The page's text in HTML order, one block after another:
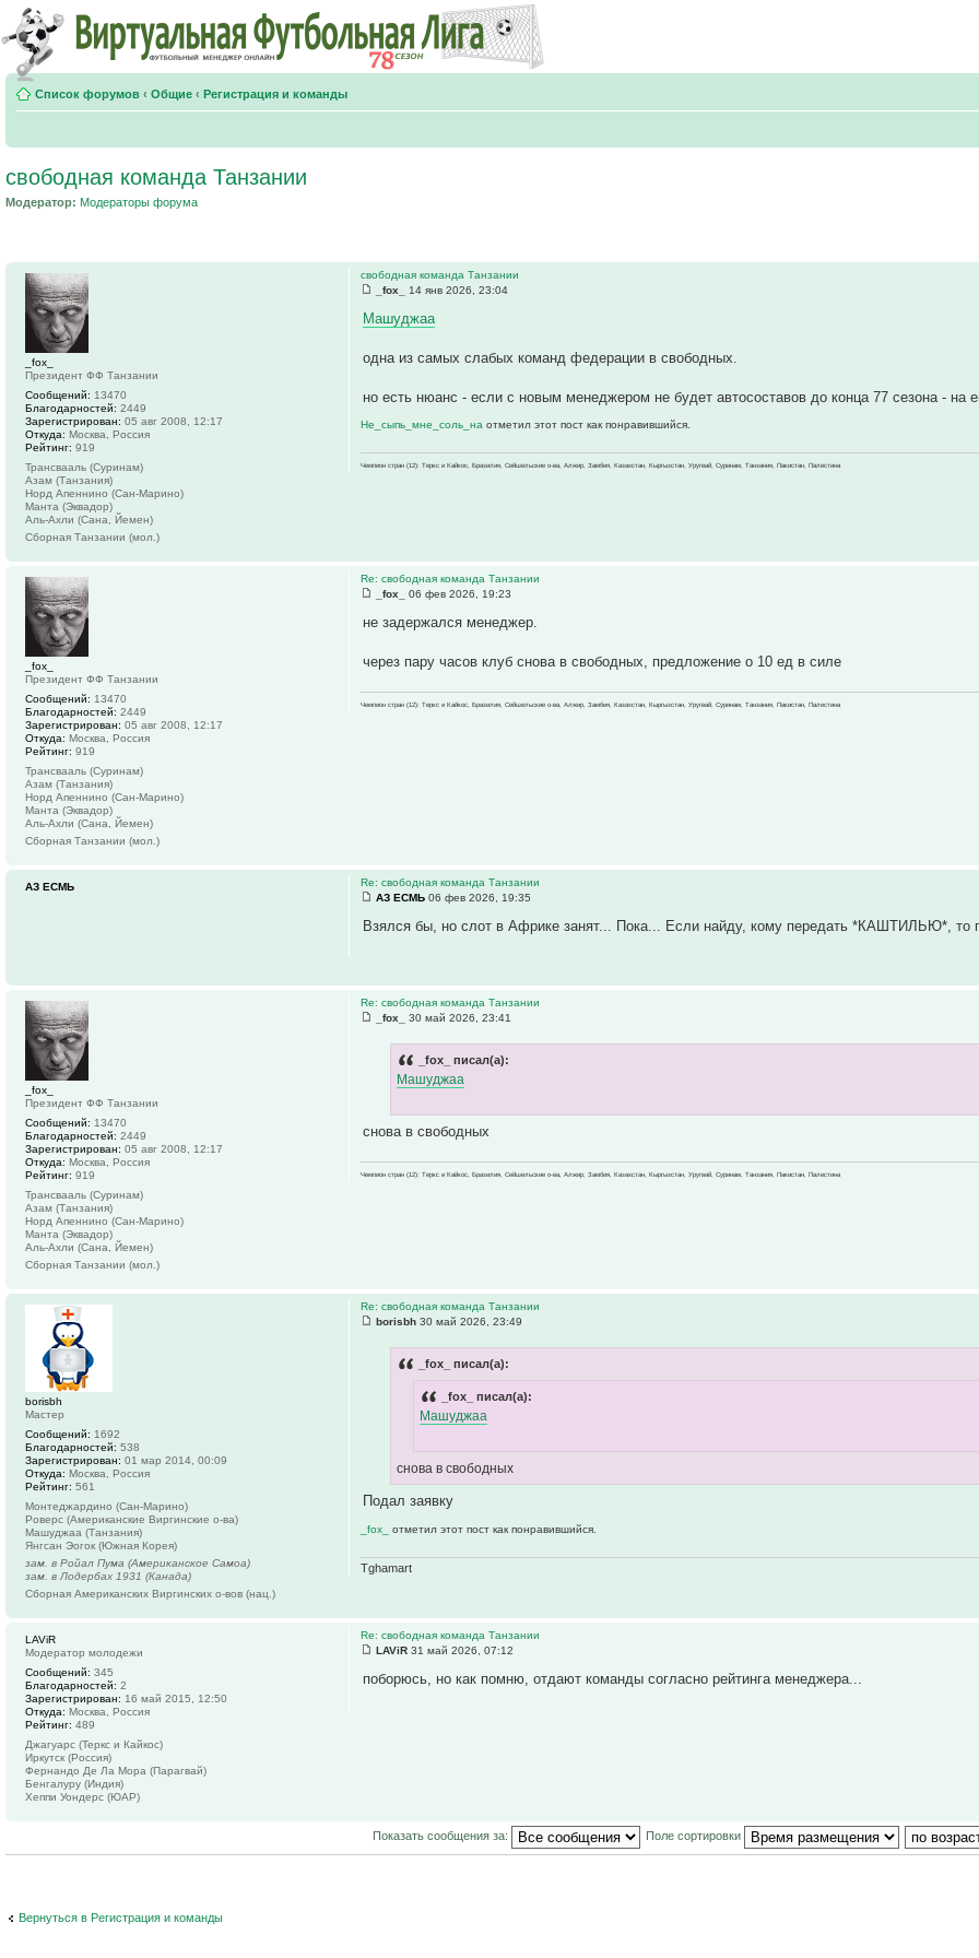
Список форумов ‹ Общие ‹ Регистрация и команды
свободная команда Танзании
Модератор: Модераторы форума
свободная команда Танзании
_fox_
14 янв 2026, 23:04
Машуджаа
одна из самых слабых команд федерации в свободных.
но есть нюанс - если с новым менеджером не будет автосоставов до конца 77 сезона - на
Не_сыпь_мне_соль_наотметил этот пост как понравившийся.
Чемпион стран (12): Теркс и Кайкос, Бразилия, Сейшельские о-ва, Алжир, Замбия, Казахстан, Кыргызстан, Уругвай, Суринам, Танзания, Пакистан, Палестина
_fox_
Президент ФФ Танзании
Сообщений: 13470
Благодарностей: 2449
Зарегистрирован: 05 авг 2008, 12:17
Откуда: Москва, Россия
Рейтинг: 919
Трансвааль (Суринам)
Азам (Танзания)
Норд Апеннино (Сан-Марино)
Манта (Эквадор)
Аль-Ахли (Сана, Йемен)
Сборная Танзании (мол.)
Re: свободная команда Танзании
_fox_
06 фев 2026, 19:23
не задержался менеджер.
через пару часов клуб снова в свободных, предложение о 10 ед в силе
Чемпион стран (12): Теркс и Кайкос, Бразилия, Сейшельские о-ва, Алжир, Замбия, Казахстан, Кыргызстан, Уругвай, Суринам, Танзания, Пакистан, Палестина
_fox_
Президент ФФ Танзании
Сообщений: 13470
Благодарностей: 2449
Зарегистрирован: 05 авг 2008, 12:17
Откуда: Москва, Россия
Рейтинг: 919
Трансвааль (Суринам)
Азам (Танзания)
Норд Апеннино (Сан-Марино)
Манта (Эквадор)
Аль-Ахли (Сана, Йемен)
Сборная Танзании (мол.)
Re: свободная команда Танзании
АЗ ЕСМЬ 06 фев 2026, 19:35
Взялся бы, но слот в Африке занят... Пока... Если найду, кому передать *КАШТИЛЬЮ*, то
АЗ ЕСМЬ
Re: свободная команда Танзании
_fox_
30 май 2026, 23:41
_fox_ писал(а):
Машуджаа
снова в свободных
Чемпион стран (12): Теркс и Кайкос, Бразилия, Сейшельские о-ва, Алжир, Замбия, Казахстан, Кыргызстан, Уругвай, Суринам, Танзания, Пакистан, Палестина
_fox_
Президент ФФ Танзании
Сообщений: 13470
Благодарностей: 2449
Зарегистрирован: 05 авг 2008, 12:17
Откуда: Москва, Россия
Рейтинг: 919
Трансвааль (Суринам)
Азам (Танзания)
Норд Апеннино (Сан-Марино)
Манта (Эквадор)
Аль-Ахли (Сана, Йемен)
Сборная Танзании (мол.)
Re: свободная команда Танзании
borisbh 30 май 2026, 23:49
_fox_ писал(а):
_fox_ писал(а):
Машуджаа
снова в свободных
Подал заявку
_fox_отметил этот пост как понравившийся.
Tghamart
borisbh
Мастер
Сообщений: 1692
Благодарностей: 538
Зарегистрирован: 01 мар 2014, 00:09
Откуда: Москва, Россия
Рейтинг: 561
Монтеджардино (Сан-Марино)
Роверс (Американские Виргинские о-ва)
Машуджаа (Танзания)
Янгсан Эогок (Южная Корея)
зам. в Ройал Пума (Американское Самоа)
зам. в Лодербах 1931 (Канада)
Сборная Американских Виргинских о-вов (нац.)
Re: свободная команда Танзании
LAViR 31 май 2026, 07:12
поборюсь, но как помню, отдают команды согласно рейтинга менеджера...
LAViR
Модератор молодежи
Сообщений: 345
Благодарностей: 2
Зарегистрирован: 16 май 2015, 12:50
Откуда: Москва, Россия
Рейтинг: 489
Джагуарс (Теркс и Кайкос)
Иркутск (Россия)
Фернандо Де Ла Мора (Парагвай)
Бенгалуру (Индия)
Хеппи Уондерс (ЮАР)
Показать сообщения за: Поле сортировки
Вернуться в Регистрация и команды